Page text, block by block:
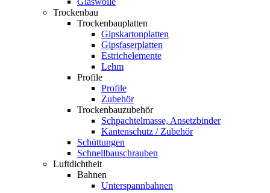
Trockenbau
Trockenbauplatten
Gipskartonplatten
Gipsfaserplatten
Estrichelemente
Lehm
Profile
Profile
Zubehör
Trockenbauzubehör
Schpachtelmasse, Ansetzbinder
Kantenschutz / Zubehör
Schüttungen
Schnellbauschrauben
Luftdichtheit
Bahnen
Unterspannbahnen